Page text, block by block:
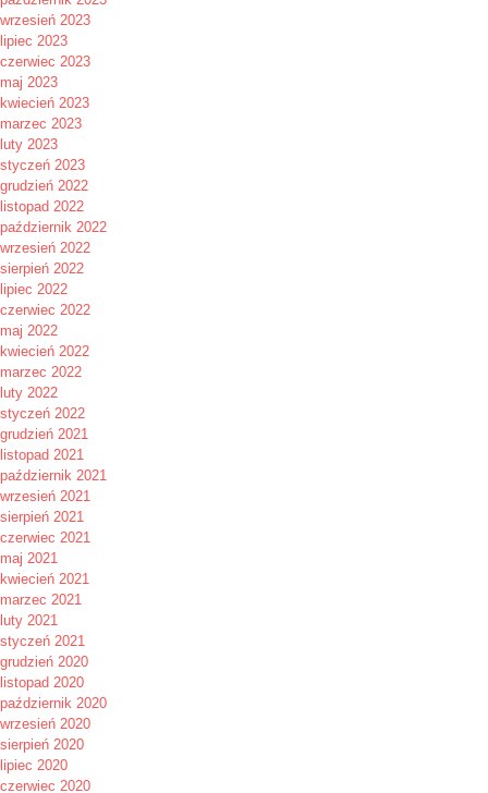
wrzesień 2023
lipiec 2023
czerwiec 2023
maj 2023
kwiecień 2023
marzec 2023
luty 2023
styczeń 2023
grudzień 2022
listopad 2022
październik 2022
wrzesień 2022
sierpień 2022
lipiec 2022
czerwiec 2022
maj 2022
kwiecień 2022
marzec 2022
luty 2022
styczeń 2022
grudzień 2021
listopad 2021
październik 2021
wrzesień 2021
sierpień 2021
czerwiec 2021
maj 2021
kwiecień 2021
marzec 2021
luty 2021
styczeń 2021
grudzień 2020
listopad 2020
październik 2020
wrzesień 2020
sierpień 2020
lipiec 2020
czerwiec 2020